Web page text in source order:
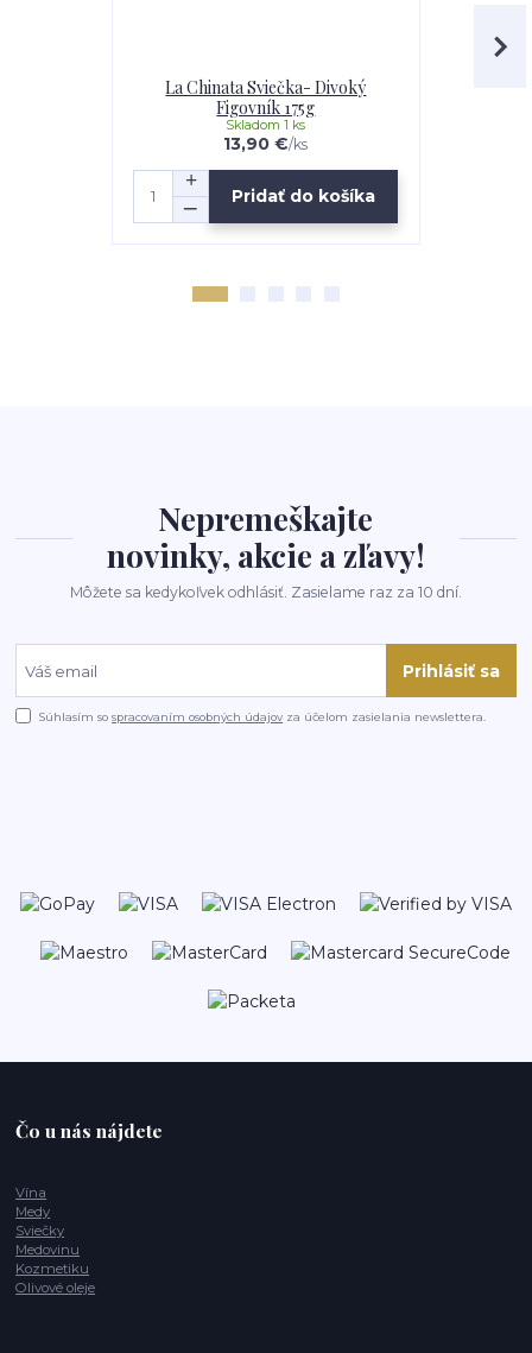
La Chinata Sviečka- Divoký
Figovník 175g
13,90 €/ks
Skladom 1 ks
Pridať do košíka
Nepremeškajte
novinky, akcie a zľavy!
Môžete sa kedykoľvek odhlásiť. Zasielame raz za 10 dní.
Prihlásiť sa
Súhlasím sospracovaním osobných údajov za účelom zasielania newslettera.
Čo u nás nájdete
Vína
Medy
Sviečky
Medovinu
Kozmetiku
Olivové oleje